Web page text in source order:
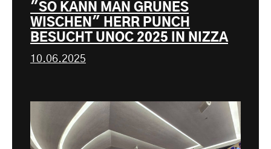
"SO KANN MAN GRÜNES
WISCHEN" HERR PUNCH
BESUCHT UNOC 2025 IN NIZZA
10.06.2025